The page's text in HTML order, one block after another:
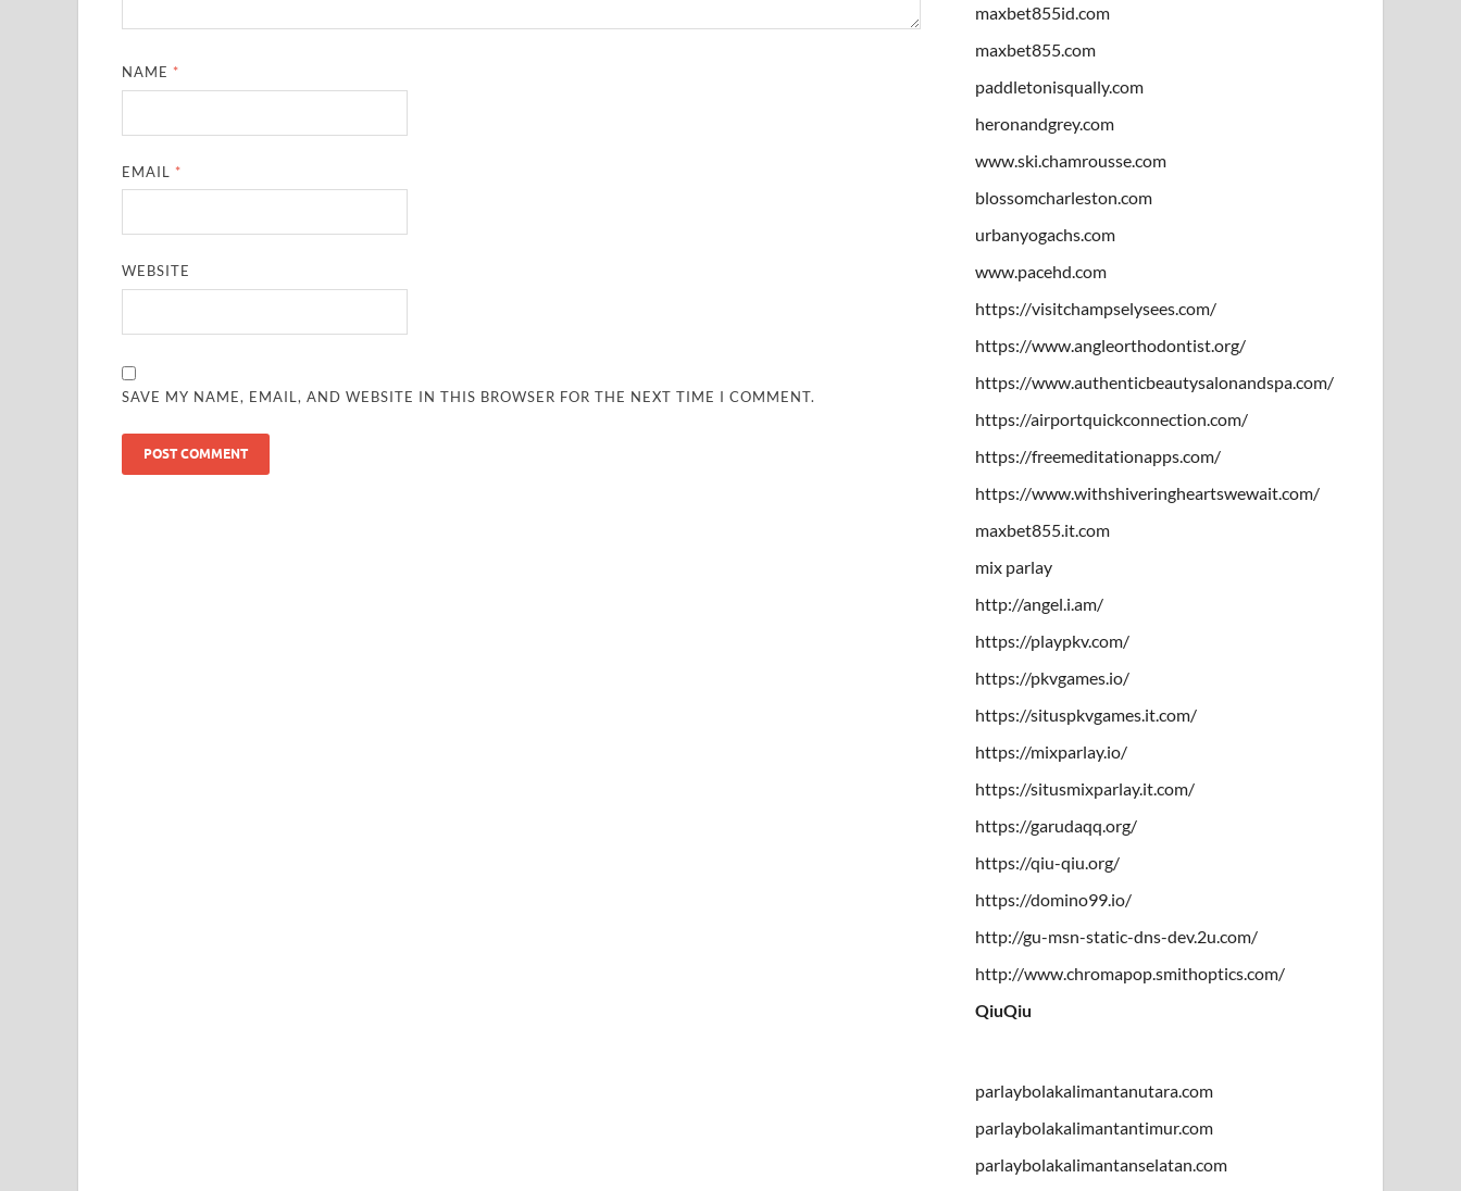
NAME *
EMAIL *
WEBSITE
SAVE MY NAME, EMAIL, AND WEBSITE IN THIS BROWSER FOR THE NEXT TIME I COMMENT.
maxbet855id.com
maxbet855.com
paddletonisqually.com
heronandgrey.com
www.ski.chamrousse.com
blossomcharleston.com
urbanyogachs.com
www.pacehd.com
https://visitchampselysees.com/
https://www.angleorthodontist.org/
https://www.authenticbeautysalonandspa.com/
https://airportquickconnection.com/
https://freemeditationapps.com/
https://www.withshiveringheartswewait.com/
maxbet855.it.com
mix parlay
http://angel.i.am/
https://playpkv.com/
https://pkvgames.io/
https://situspkvgames.it.com/
https://mixparlay.io/
https://situsmixparlay.it.com/
https://garudaqq.org/
https://qiu-qiu.org/
https://domino99.io/
http://gu-msn-static-dns-dev.2u.com/
http://www.chromapop.smithoptics.com/
QiuQiu
parlaybolakalimantanutara.com
parlaybolakalimantantimur.com
parlaybolakalimantanselatan.com